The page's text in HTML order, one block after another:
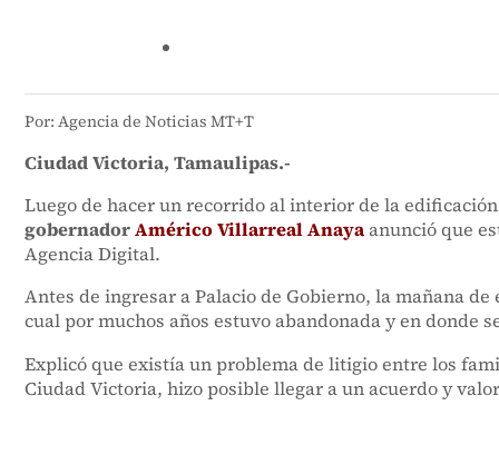
Por: Agencia de Noticias MT+T
Ciudad Victoria, Tamaulipas.-
Luego de hacer un recorrido al interior de la edificación
gobernadorAmérico Villarreal Anayaanunció que
Agencia Digital.
Antes de ingresar a Palacio de Gobierno, la mañana
cual por muchos años estuvo abandonada y en
Explicó que existía un problema de litigio entre los
Ciudad Victoria, hizo posible llegar a un acuerdo y